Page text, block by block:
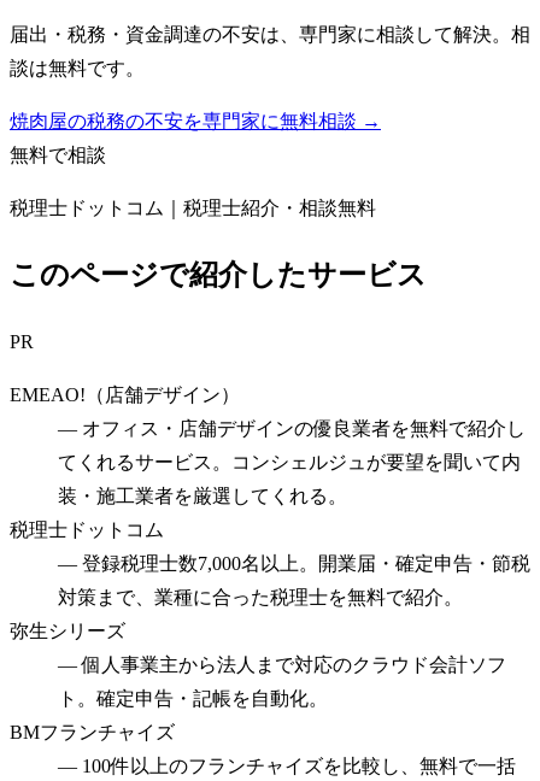
届出・税務・資金調達の不安は、専門家に相談して解決。相
談は無料です。
焼肉屋の税務の不安を専門家に無料相談 →
無料で相談
税理士ドットコム｜税理士紹介・相談無料
このページで紹介したサービス
PR
EMEAO!（店舗デザイン）
— オフィス・店舗デザインの優良業者を無料で紹介し
てくれるサービス。コンシェルジュが要望を聞いて内
装・施工業者を厳選してくれる。
税理士ドットコム
— 登録税理士数7,000名以上。開業届・確定申告・節税
対策まで、業種に合った税理士を無料で紹介。
弥生シリーズ
—個人事業主から法人まで対応のクラウド会計ソフ
ト。確定申告・記帳を自動化。
BMフランチャイズ
— 100件以上のフランチャイズを比較し、無料で一括